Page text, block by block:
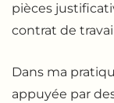
pièces
contrat de
Dans ma
appuyée par